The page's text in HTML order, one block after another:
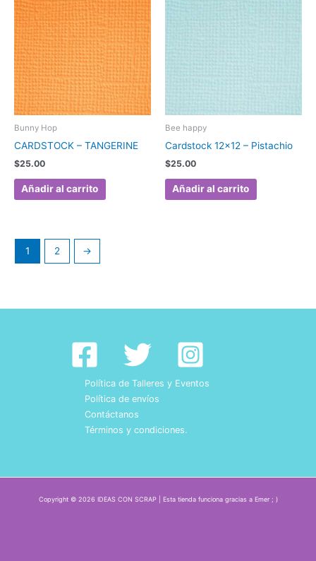
Bunny Hop
CARDSTOCK – TANGERINE
$25.00
Añadir al carrito
Bee happy
Cardstock 12×12 – Pistachio
$25.00
Añadir al carrito
1 2 →
Política de Talleres y Eventos
Política de envíos
Contáctanos
Términos y condiciones.
Copyright © 2026 IDEAS CON SCRAP | Esta tienda funciona gracias a Emer ; )